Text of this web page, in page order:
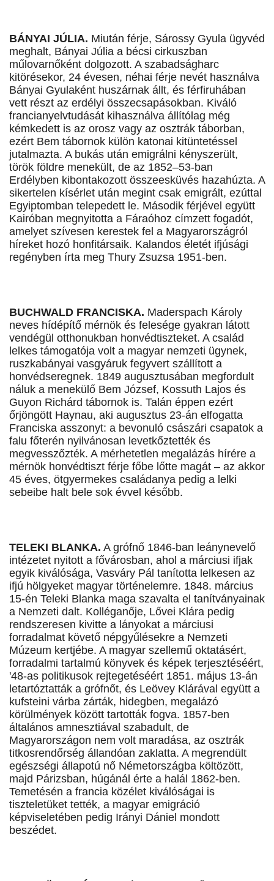
BÁNYAI JÚLIA. Miután férje, Sárossy Gyula ügyvéd
meghalt, Bányai Júlia a bécsi cirkuszban
műlovarnőként dolgozott. A szabadságharc
kitörésekor, 24 évesen, néhai férje nevét használva
Bányai Gyulaként huszárnak állt, és férfiruhában
vett részt az erdélyi összecsapásokban. Kiváló
francianyelvtudását kihasználva állítólag még
kémkedett is az orosz vagy az osztrák táborban,
ezért Bem tábornok külön katonai kitüntetéssel
jutalmazta. A bukás után emigrálni kényszerült,
török földre menekült, de az 1852–53-ban
Erdélyben kibontakozott összeesküvés hazahúzta. A
sikertelen kísérlet után megint csak emigrált, ezúttal
Egyiptomban telepedett le. Második férjével együtt
Kairóban megnyitotta a Fáraóhoz címzett fogadót,
amelyet szívesen kerestek fel a Magyarországról
híreket hozó honfitársaik. Kalandos életét ifjúsági
regényben írta meg Thury Zsuzsa 1951-ben.
BUCHWALD FRANCISKA. Maderspach Károly
neves hídépítő mérnök és felesége gyakran látott
vendégül otthonukban honvédtiszteket. A család
lelkes támogatója volt a magyar nemzeti ügynek,
ruszkabányai vasgyáruk fegyvert szállított a
honvédseregnek. 1849 augusztusában megfordult
náluk a menekülő Bem József, Kossuth Lajos és
Guyon Richárd tábornok is. Talán éppen ezért
őrjöngött Haynau, aki augusztus 23-án elfogatta
Franciska asszonyt: a bevonuló császári csapatok a
falu főterén nyilvánosan levetkőztették és
megvesszőzték. A mérhetetlen megalázás hírére a
mérnök honvédtiszt férje főbe lőtte magát – az akkor
45 éves, ötgyermekes családanya pedig a lelki
sebeibe halt bele sok évvel később.
TELEKI BLANKA. A grófnő 1846-ban leánynevelő
intézetet nyitott a fővárosban, ahol a márciusi ifjak
egyik kiválósága, Vasváry Pál tanította lelkesen az
ifjú hölgyeket magyar történelemre. 1848. március
15-én Teleki Blanka maga szavalta el tanítványainak
a Nemzeti dalt. Kolléganője, Lővei Klára pedig
rendszeresen kivitte a lányokat a márciusi
forradalmat követő népgyűlésekre a Nemzeti
Múzeum kertjébe. A magyar szellemű oktatásért,
forradalmi tartalmú könyvek és képek terjesztéséért,
'48-as politikusok rejtegetéséért 1851. május 13-án
letartóztatták a grófnőt, és Leövey Klárával együtt a
kufsteini várba zárták, hidegben, megalázó
körülmények között tartották fogva. 1857-ben
általános amnesztiával szabadult, de
Magyarországon nem volt maradása, az osztrák
titkosrendőrség állandóan zaklatta. A megrendült
egészségi állapotú nő Németországba költözött,
majd Párizsban, húgánál érte a halál 1862-ben.
Temetésén a francia közélet kiválóságai is
tiszteletüket tették, a magyar emigráció
képviseletében pedig Irányi Dániel mondott
beszédet.